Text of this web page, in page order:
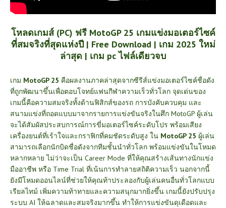
โหลดเกมส์ (PC) ฟรี MotoGP 25 เกมแข่งมอเตอร์ไซค์
ที่สมจริงที่สุดแห่งปี | Free Download | เกม 2025 ใหม่
ล่าสุด | เกม pc ไฟล์เดียวจบ
เกม MotoGP 25 คือผลงานภาคล่าสุดจากซีรีส์แข่งมอเตอร์ไซค์ชื่อดัง
ที่ถูกพัฒนาขึ้นเพื่อตอบโจทย์แฟนกีฬาความเร็วทั่วโลก จุดเด่นของ
เกมนี้คือความสมจริงทั้งด้านฟิสิกส์ของรถ การบังคับควบคุม และ
สนามแข่งที่ถอดแบบมาจากรายการแข่งขันจริงในศึก MotoGP ผู้เล่น
จะได้สัมผัสประสบการณ์การขี่มอเตอร์ไซค์ระดับโปร พร้อมเสียง
เครื่องยนต์ที่เร้าใจและกราฟิกที่คมชัดระดับสูง ใน MotoGP 25 ผู้เล่น
สามารถเลือกนักบิดชื่อดังจากทีมชั้นนำทั่วโลก พร้อมแข่งขันในโหมด
หลากหลาย ไม่ว่าจะเป็น Career Mode ที่ให้คุณสร้างเส้นทางนักแข่ง
มืออาชีพ หรือ Time Trial ที่เน้นการทำลายสถิติความเร็ว นอกจากนี้
ยังมีโหมดออนไลน์ที่ช่วยให้คุณท้าประลองกับผู้เล่นคนอื่นทั่วโลกแบบ
เรียลไทม์ เพิ่มความท้าทายและความสนุกมากยิ่งขึ้น เกมนี้ยังปรับปรุง
ระบบ AI ให้ฉลาดและสมจริงมากขึ้น ทำให้การแข่งขันดุเดือดและ